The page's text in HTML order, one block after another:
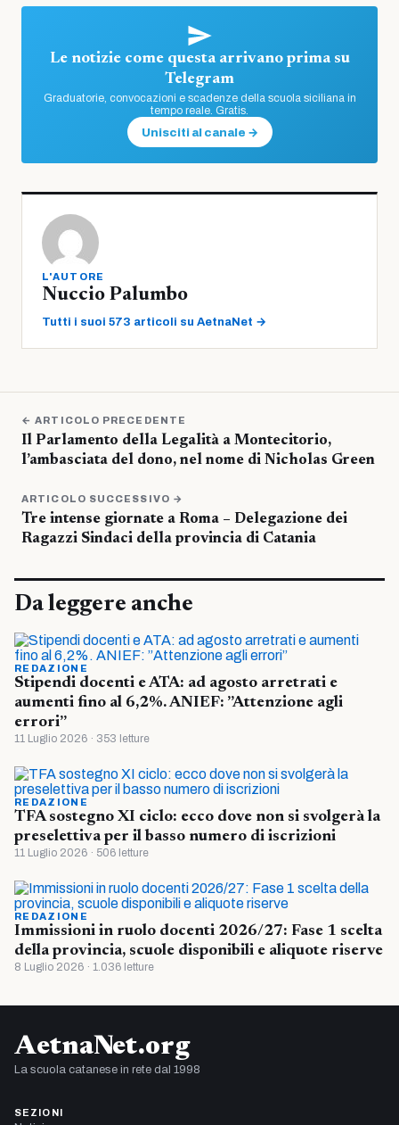
Le notizie come questa arrivano prima su
Telegram
Graduatorie, convocazioni e scadenze della scuola siciliana in
tempo reale. Gratis.
Unisciti al canale →
L'AUTORE
Nuccio Palumbo
Tutti i suoi 573 articoli su AetnaNet →
← ARTICOLO PRECEDENTE
Il Parlamento della Legalità a Montecitorio,
l’ambasciata del dono, nel nome di Nicholas Green
ARTICOLO SUCCESSIVO →
Tre intense giornate a Roma – Delegazione dei
Ragazzi Sindaci della provincia di Catania
Da leggere anche
REDAZIONE
Stipendi docenti e ATA: ad agosto arretrati e
aumenti fino al 6,2%. ANIEF: ”Attenzione agli
errori”
11 Luglio 2026 · 353 letture
REDAZIONE
TFA sostegno XI ciclo: ecco dove non si svolgerà la
preselettiva per il basso numero di iscrizioni
11 Luglio 2026 · 506 letture
REDAZIONE
Immissioni in ruolo docenti 2026/27: Fase 1 scelta
della provincia, scuole disponibili e aliquote riserve
8 Luglio 2026 · 1.036 letture
AetnaNet.org
La scuola catanese in rete dal 1998
SEZIONI